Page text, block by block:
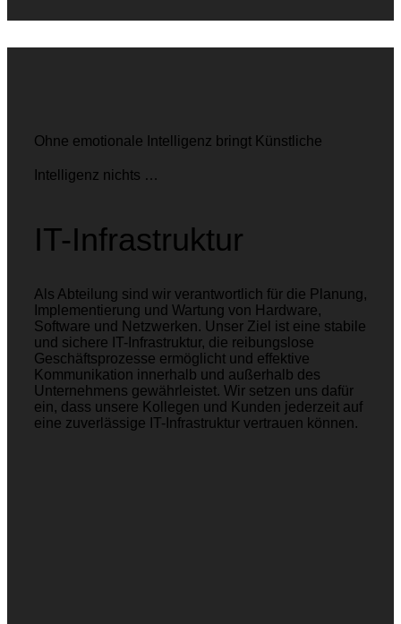
Ohne emotionale Intelligenz bringt Künstliche
Intelligenz nichts …
IT-Infrastruktur
Als Abteilung sind wir verantwortlich für die Planung,
Implementierung und Wartung von Hardware,
Software und Netzwerken. Unser Ziel ist eine stabile
und sichere IT-Infrastruktur, die reibungslose
Geschäftsprozesse ermöglicht und effektive
Kommunikation innerhalb und außerhalb des
Unternehmens gewährleistet. Wir setzen uns dafür
ein, dass unsere Kollegen und Kunden jederzeit auf
eine zuverlässige IT-Infrastruktur vertrauen können.